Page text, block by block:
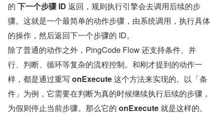
的 下一个步骤 ID 返回，规则执行引擎会去调用后续的步
骤。这就是一个最简单的动作步骤，由系统调用，执行具体
的操作，然后返回下一个步骤的 ID。
除了普通的动作之外，PingCode Flow 还支持条件、并
行、判断、循环等复杂的流程控制。和刚才提到的动作一
样，都是通过重写 onExecute 这个方法来实现的。以「条
件」为例，它需要在判断为真的时候继续执行后续的步骤，
为假则停止当前步骤。那么它的 onExecute 就是这样的。